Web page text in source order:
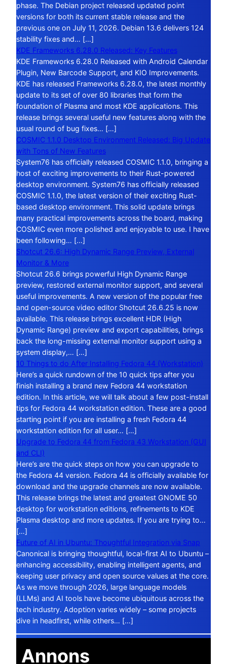
phase. The Debian project released updated point
versions for both its current stable release and the
previous one on July 11, 2026. Debian 13.6 delivers 124
stability fixes and… […]
KDE Frameworks 6.28.0 Released: Key Features
KDE Frameworks 6.28.0 Released with Android Calendar
Plugin, New Barcode Support, and KIO Improvements.
KDE has released Frameworks 6.28.0, the latest monthly
update to its set of over 80 libraries that form the
foundation of Plasma and most KDE applications. This
release brings several useful new features along with the
usual round of bug fixes… […]
COSMIC 1.1.0 Desktop Environment Released: Big Update
with Tons of New Features
System76 has officially released COSMIC 1.1.0, bringing a
host of exciting improvements to their Rust-powered
desktop environment. System76 has officially released
COSMIC 1.1.0, the latest version of their exciting Rust-
based desktop environment. This solid update brings
many practical improvements across the board, making
COSMIC even more polished and enjoyable to use. I have
been following… […]
Shotcut 26.6: High Dynamic Range Preview, External
Monitor & More
Shotcut 26.6 brings powerful High Dynamic Range
preview, restored external monitor support, and several
useful improvements. A new version of the popular free
and open-source video editor Shotcut 26.6.25 is now
available. This release brings excellent HDR (High
Dynamic Range) preview and export capabilities, brings
back the long-missing external monitor support using a
system display,… […]
10 Things to do After Installing Fedora 44 (Workstation)
Here’s a quick rundown of the 10 quick tips after you
finish installing a brand new Fedora 44 workstation
edition. In this article, we will talk about a few post-install
tips for Fedora 44 workstation edition. These are a good
starting point if you are installing a fresh Fedora 44
workstation edition for all user… […]
Upgrade to Fedora 44 from Fedora 43 Workstation (GUI
and CLI)
Here’s are the quick steps on how you can upgrade to
the Fedora 44 version. Fedora 44 is officially available for
download and the upgrade channels are now available.
This release brings the latest and greatest GNOME 50
desktop for workstation editions, refinements to KDE
Plasma desktop and more updates. If you are trying to…
[…]
Future of AI in Ubuntu: Thoughtful Integration via Snap
Canonical is bringing thoughtful, local-first AI to Ubuntu –
enhancing accessibility, enabling intelligent agents, and
keeping user privacy and open source values at the core.
As we move through 2026, large language models
(LLMs) and AI tools have become ubiquitous across the
tech industry. Adoption varies widely – some projects
dive in headfirst, while others… […]
Annons